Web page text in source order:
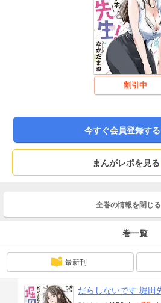
割引中
今すぐ会員登録す
まんがレポを見る
全巻の情報を 閉じる
巻一覧
最新刊
だらしないです 堀田